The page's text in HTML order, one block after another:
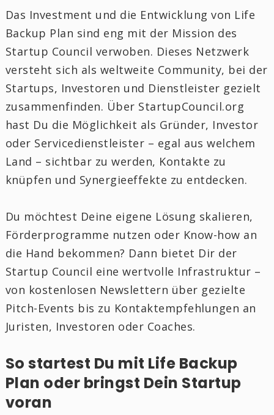
Das Investment und die Entwicklung von Life
Backup Plan sind eng mit der Mission des
Startup Council verwoben. Dieses Netzwerk
versteht sich als weltweite Community, bei der
Startups, Investoren und Dienstleister gezielt
zusammenfinden. Über StartupCouncil.org
hast Du die Möglichkeit als Gründer, Investor
oder Servicedienstleister – egal aus welchem
Land – sichtbar zu werden, Kontakte zu
knüpfen und Synergieeffekte zu entdecken.
Du möchtest Deine eigene Lösung skalieren,
Förderprogramme nutzen oder Know-how an
die Hand bekommen? Dann bietet Dir der
Startup Council eine wertvolle Infrastruktur –
von kostenlosen Newslettern über gezielte
Pitch-Events bis zu Kontaktempfehlungen an
Juristen, Investoren oder Coaches.
So startest Du mit Life Backup
Plan oder bringst Dein Startup
voran